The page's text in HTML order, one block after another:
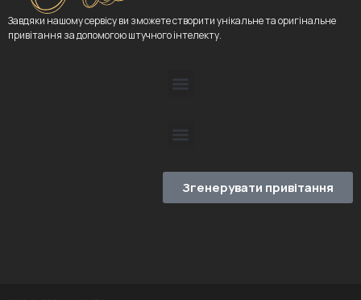
Завдяки нашому сервісу ви зможете створити унікальне та оригінальне
привітання за допомогою штучного інтелекту.
Згенерувати привітання